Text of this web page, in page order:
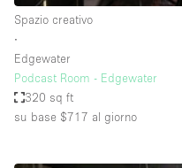
Acquista Condividi
Atelier / Laboratorio
Camion
Spazio creativo
∙
Edgewater
Podcast Room - Edgewater
320 sq ft
su base $717 al giorno